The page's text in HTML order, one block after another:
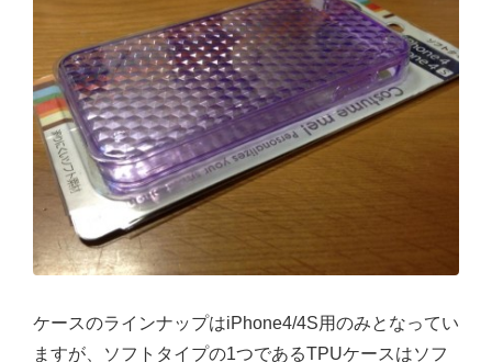
ケースのラインナップはiPhone4/4S用のみとなってい
ますが、ソフトタイプの1つであるTPUケースはソフ